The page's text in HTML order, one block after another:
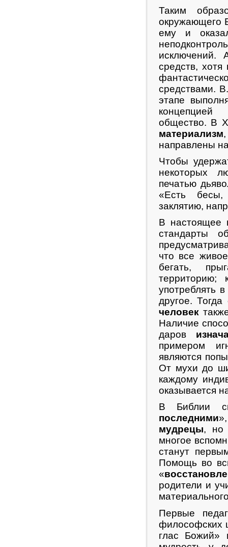
Таким
окружающего
ему и
исключений.
средств,
средствами.
этапе
концепцией
общество. В
материализм
направлены
Чтобы
некоторых
печатью
«Есть бесы,
заклятию,
В настоящее
стандарты
что все
бегать,
территорию;
употреблять
другое. Тогда
человек
Наличие
даров
примером
являются
От мухи до
каждому
оказывается
В Библии
последними
мудрецы, но
многое
станут
Помощь во
«
родители и
Первые
философских
глас Божий»